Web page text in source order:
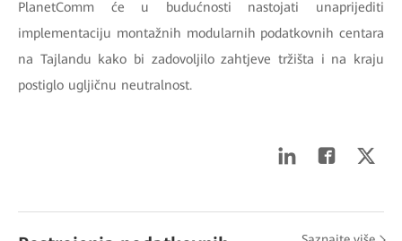
PlanetComm će u budućnosti nastojati unaprijediti
implementaciju montažnih modularnih podatkovnih centara
na Tajlandu kako bi zadovoljilo zahtjeve tržišta i na kraju
postiglo ugljičnu neutralnost.